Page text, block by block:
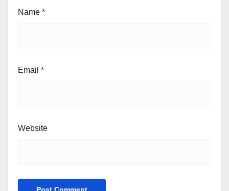
Name *
Email *
Website